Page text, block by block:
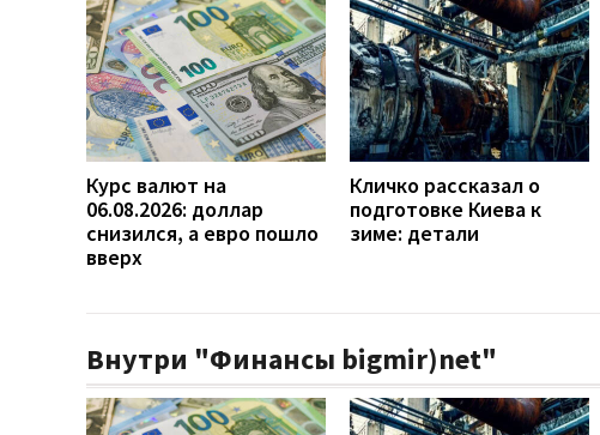
Курс валют на
06.08.2026: доллар
снизился, а евро пошло
вверх
Кличко рассказал о
подготовке Киева к
зиме: детали
Внутри "Финансы bigmir)net"